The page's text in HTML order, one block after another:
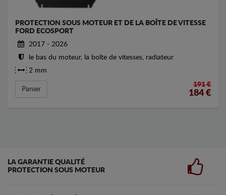
PROTECTION SOUS MOTEUR ET DE LA BOÎTE DE VITESSE
FORD ECOSPORT
2017 - 2026
le bas du moteur, la boîte de vitesses, radiateur
2 mm
Panier
191 €
184 €
LA GARANTIE QUALITÉ
PROTECTION SOUS MOTEUR